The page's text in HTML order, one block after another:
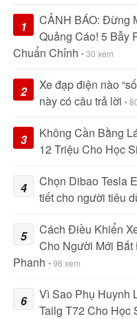
1
CẢNH BÁO: Đừng
Quảng Cáo! 5 Bẫy
Chuẩn Chỉnh • 30 xem
2
Xe đạp điện nào
này có câu trả lời •
3
Không Cần Bằng
12 Triệu Cho Học
4
Chọn Dibao Tesla
tiết cho người tiêu
5
Cách Điều Khiển
Cho Người Mới
Phanh • 96 xem
6
Vì Sao Phụ Huynh
Tailg T72 Cho Học